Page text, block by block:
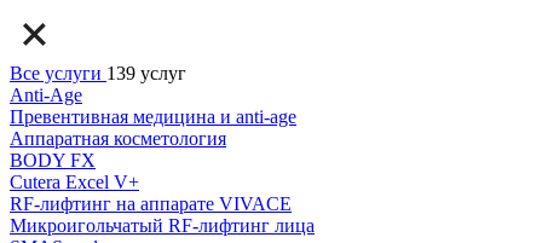
Все услуги 139 услуг
Anti-Age
Превентивная медицина и anti-age
Аппаратная косметология
BODY FX
Cutera Excel V+
RF-лифтинг на аппарате VIVACE
Микроигольчатый RF-лифтинг лица